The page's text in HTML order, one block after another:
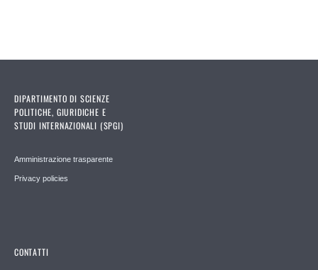
DIPARTIMENTO DI SCIENZE
POLITICHE, GIURIDICHE E
STUDI INTERNAZIONALI (SPGI)
Amministrazione trasparente
Privacy policies
CONTATTI